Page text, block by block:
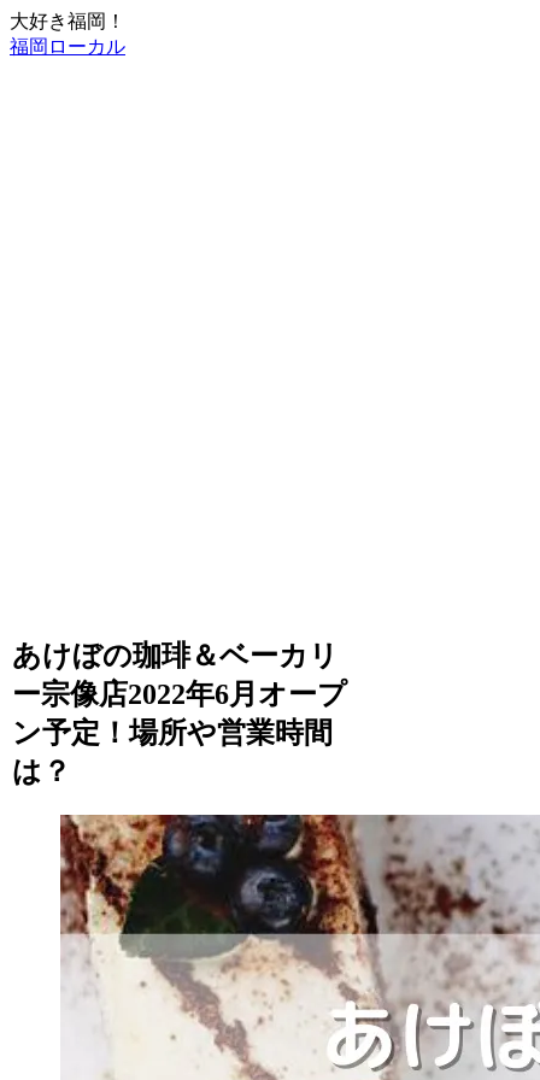
大好き福岡！
福岡ローカル
あけぼの珈琲＆ベーカリ
ー宗像店2022年6月オープ
ン予定！場所や営業時間
は？